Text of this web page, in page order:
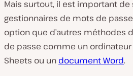
Mais surtout, il est important
gestionnaires de mots de
option que d’autres méthodes
de passe comme un ordinateur
Sheets ou un document Word.